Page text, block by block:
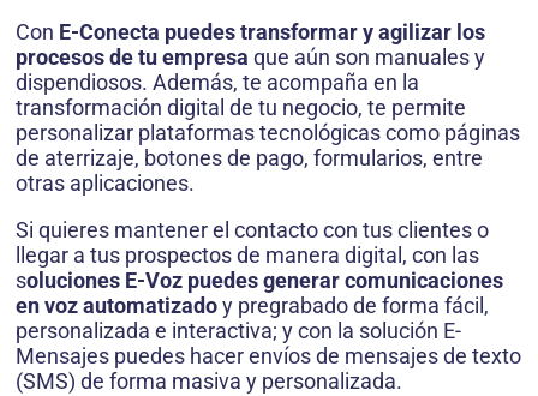
Con E-Conecta puedes transformar y agilizar los
procesos de tu empresa que aún son manuales y
dispendiosos. Además, te acompaña en la
transformación digital de tu negocio, te permite
personalizar plataformas tecnológicas como páginas
de aterrizaje, botones de pago, formularios, entre
otras aplicaciones.
Si quieres mantener el contacto con tus clientes o
llegar a tus prospectos de manera digital, con las
soluciones E-Voz puedes generar comunicaciones
en voz automatizadoy pregrabado de forma fácil,
personalizada e interactiva; y con la solución E-
Mensajes puedes hacer envíos de mensajes de texto
(SMS) de forma masiva y personalizada.